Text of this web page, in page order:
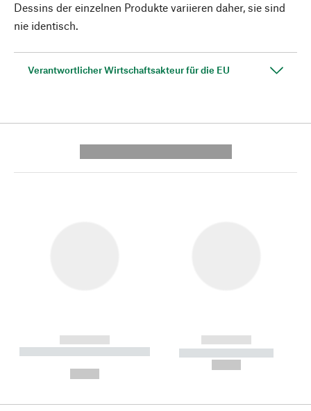
Dessins der einzelnen Produkte variieren daher, sie sind
nie identisch.
Verantwortlicher Wirtschaftsakteur für die EU
------------
----------- ----------- --------
------------
----------- -----------